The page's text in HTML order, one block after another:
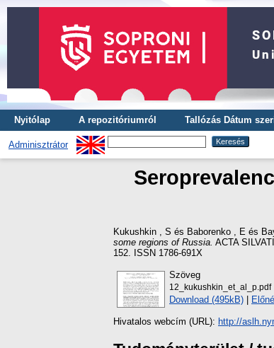
Nyitólap A repozitóriumról Tallózás Dátum
Adminisztrátor
Kukushkin , S és Baborenko , E és
some regions of Russia. ACTA
152. ISSN 1786-691X
Szöveg
12_kukushkin_et_al_p.pdf
Download (495kB) |
Hivatalos webcím (URL): http://